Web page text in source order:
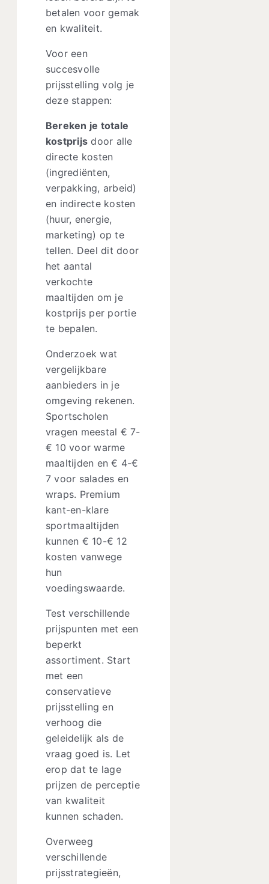
betalen voor gemak
en kwaliteit.
Voor een
succesvolle
prijsstelling volg je
deze stappen:
Bereken je totale
kostprijs door alle
directe kosten
(ingrediënten,
verpakking, arbeid)
en indirecte kosten
(huur, energie,
marketing) op te
tellen. Deel dit door
het aantal
verkochte
maaltijden om je
kostprijs per portie
te bepalen.
Onderzoek wat
vergelijkbare
aanbieders in je
omgeving rekenen.
Sportscholen
vragen meestal € 7-
€ 10 voor warme
maaltijden en € 4-€
7 voor salades en
wraps. Premium
kant-en-klare
sportmaaltijden
kunnen € 10-€ 12
kosten vanwege
hun
voedingswaarde.
Test verschillende
prijspunten met een
beperkt
assortiment. Start
met een
conservatieve
prijsstelling en
verhoog die
geleidelijk als de
vraag goed is. Let
erop dat te lage
prijzen de perceptie
van kwaliteit
kunnen schaden.
Overweeg
verschillende
prijsstrategieën,